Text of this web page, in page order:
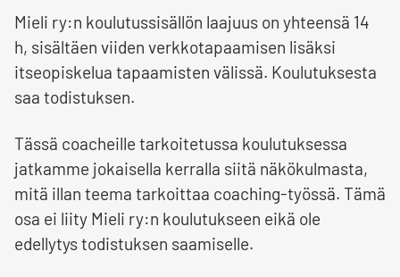
Mieli ry:n koulutussisällön laajuus on yhteensä 14
h, sisältäen viiden verkkotapaamisen lisäksi
itseopiskelua tapaamisten välissä. Koulutuksesta
saa todistuksen.
Tässä coacheille tarkoitetussa koulutuksessa
jatkamme jokaisella kerralla siitä näkökulmasta,
mitä illan teema tarkoittaa coaching-työssä. Tämä
osa ei liity Mieli ry:n koulutukseen eikä ole
edellytys todistuksen saamiselle.